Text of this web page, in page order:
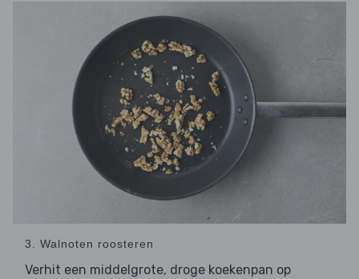
3. Walnoten roosteren
Verhit een middelgrote, droge koekenpan op